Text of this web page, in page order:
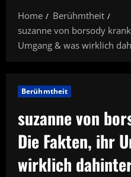
Home
Berühmtheit
suzanne von borsody
Umgang & was wirklich
Berühmtheit
suzanne von
Die Fakten, ihr
wirklich